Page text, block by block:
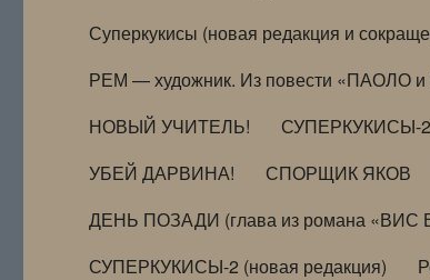
Суперкукисы (новая редакция и
РЕМ — художник. Из повести «ПАОЛО
НОВЫЙ УЧИТЕЛЬ!
СУПЕРКУКИСЫ-2
УБЕЙ ДАРВИНА!
СПОРЩИК ЯКОВ
ДЕНЬ ПОЗАДИ (глава из романа
СУПЕРКУКИСЫ-2 (новая редакция)